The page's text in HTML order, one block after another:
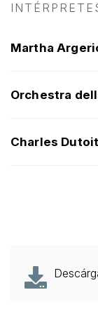
Martha
Orchestra
Charles Dutoit